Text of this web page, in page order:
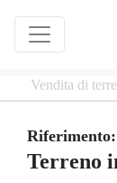
Vendita di
Riferimento:
Terreno